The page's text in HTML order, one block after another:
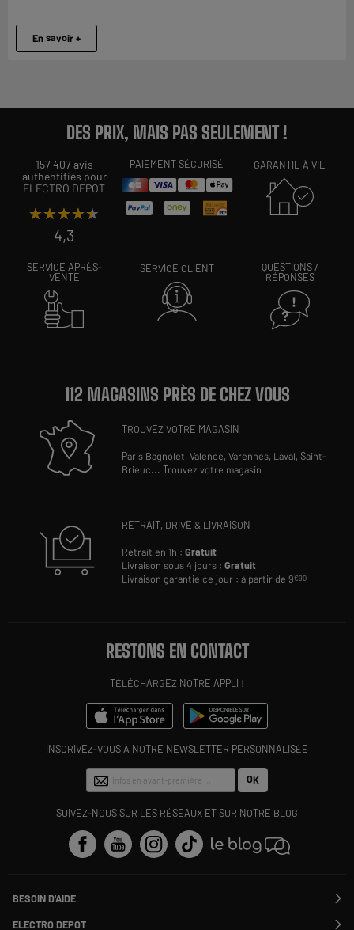
En savoir +
DES PRIX, MAIS PAS SEULEMENT !
157 407 avis
authentifiés pour
ELECTRO DEPOT
★★★★★
★★★★★
4,3
PAIEMENT SÉCURISÉ GARANTIE À VIE
SERVICE APRÈS-
VENTE
SERVICE CLIENT
QUESTIONS /
RÉPONSES
112 MAGASINS PRÈS DE CHEZ VOUS
TROUVEZ VOTRE MAGASIN
Paris Bagnolet,Valence,Varennes, Laval,Saint-
Brieuc...Trouvez votre magasin
RETRAIT, DRIVE & LIVRAISON
Retrait en 1h :Gratuit
Livraison sous 4 jours :Gratuit
Livraison garantie ce jour : à partir de 9€90
RESTONS EN CONTACT
TÉLÉCHARGEZ NOTRE APPLI !
INSCRIVEZ-VOUS À NOTRE NEWSLETTER PERSONNALISÉE
OK
SUIVEZ-NOUS SUR LES RÉSEAUX ET SUR NOTRE BLOG
BESOIN D'AIDE
ELECTRO DEPOT